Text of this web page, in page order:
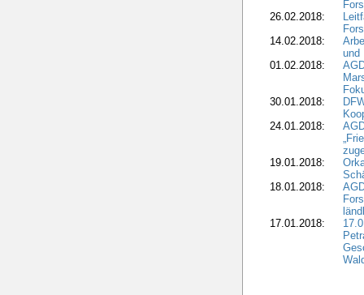
26.02.2018:
14.02.2018:
und
01.02.2018:
30.01.2018:
24.01.2018:
19.01.2018:
18.01.2018:
17.01.2018: